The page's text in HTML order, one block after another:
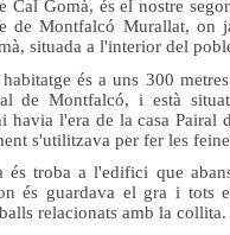
Cal Gomà, és el nostre
de Montfalcó Murallat, on
situada a l'interior del
és a uns 300
de Montfalcó, i està
havia l'era de la casa Pairal
s'utilitzava per fer les
és troba a l'edifici que
és guardava el gra i tots
relacionats amb la collita.